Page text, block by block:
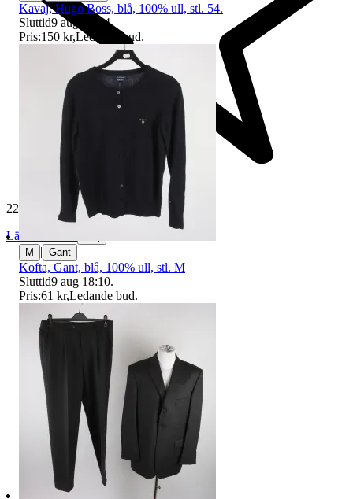
229 348 omdömen
Läs omdömen
Kavaj, Hugo Boss, blå, 100% ull, stl. 54.
Sluttid9 aug 20:34.
Pris:150 kr,Ledande bud.
M | Gant
Kofta, Gant, blå, 100% ull, stl. M
Sluttid9 aug 18:10.
Pris:61 kr,Ledande bud.